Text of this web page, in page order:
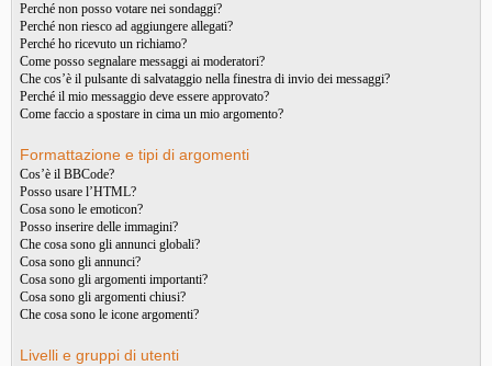
Perché non posso votare nei sondaggi?
Perché non riesco ad aggiungere allegati?
Perché ho ricevuto un richiamo?
Come posso segnalare messaggi ai moderatori?
Che cos’è il pulsante di salvataggio nella finestra di invio dei messaggi?
Perché il mio messaggio deve essere approvato?
Come faccio a spostare in cima un mio argomento?
Formattazione e tipi di argomenti
Cos’è il BBCode?
Posso usare l’HTML?
Cosa sono le emoticon?
Posso inserire delle immagini?
Che cosa sono gli annunci globali?
Cosa sono gli annunci?
Cosa sono gli argomenti importanti?
Cosa sono gli argomenti chiusi?
Che cosa sono le icone argomenti?
Livelli e gruppi di utenti